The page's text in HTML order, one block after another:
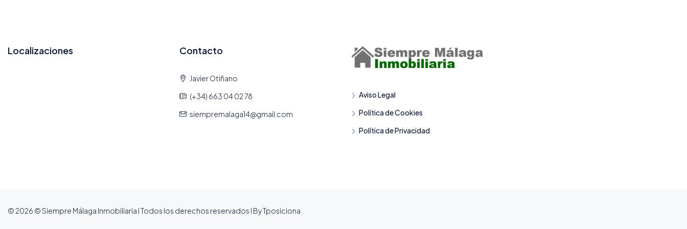
Localizaciones Contacto
Javier Otiñano
(+34) 663 04 02 78
siempremalaga14@gmail.com
Aviso Legal
Política de Cookies
Política de Privacidad
© 2026 © Siempre Málaga Inmobiliaria I Todos los derechos reservados I By Tposiciona